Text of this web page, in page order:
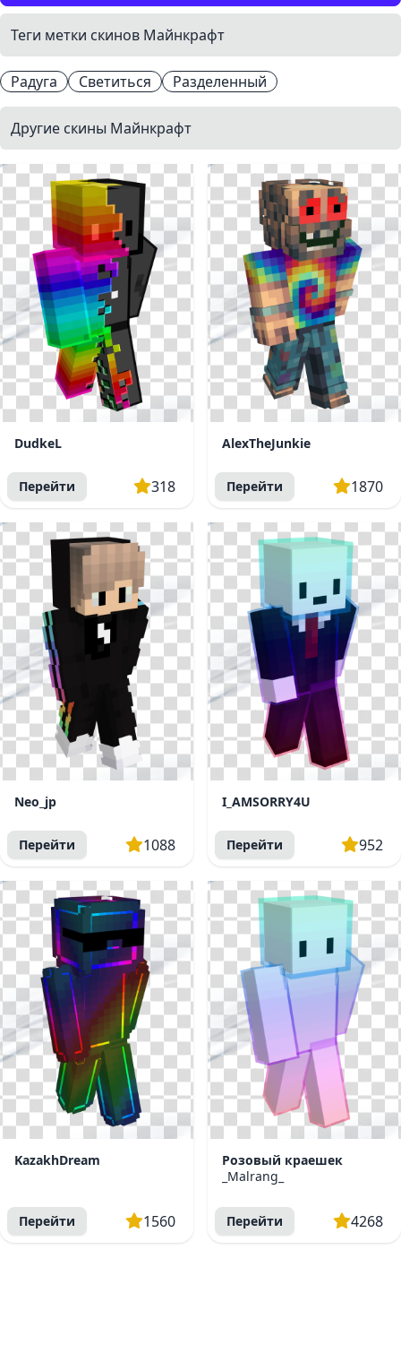
Теги метки скинов Майнкрафт
Радуга Светиться Разделенный
Другие скины Майнкрафт
DudkeL
Перейти 318
AlexTheJunkie
Перейти 1870
Neo_jp
Перейти 1088
I_AMSORRY4U
Перейти 952
KazakhDream
Перейти 1560
Розовый краешек
_Malrang_
Перейти 4268